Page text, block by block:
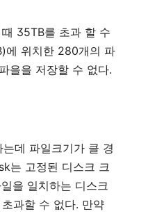
때 35TB를 초과 할 수
에 위치한 280개의 파
파을을 저장할 수 없다.
데 파일크기가 클 경
는 고정된 디스크 크
을 일치하는 디스크
초과할 수 없다. 만약